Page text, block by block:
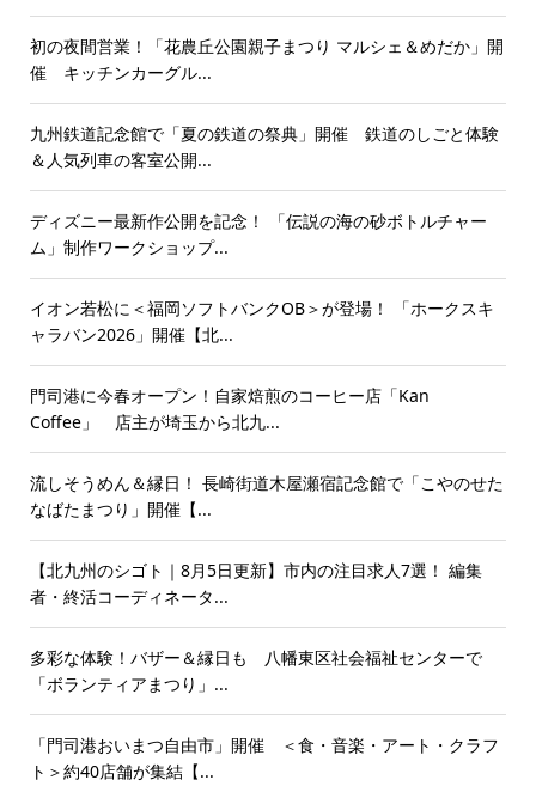
初の夜間営業！「花農丘公園親子まつり マルシェ＆めだか」開
催 キッチンカーグル...
九州鉄道記念館で「夏の鉄道の祭典」開催 鉄道のしごと体験
＆人気列車の客室公開...
ディズニー最新作公開を記念！ 「伝説の海の砂ボトルチャー
ム」制作ワークショップ...
イオン若松に＜福岡ソフトバンクOB＞が登場！ 「ホークスキ
ャラバン2026」開催【北...
門司港に今春オープン！自家焙煎のコーヒー店「Kan
Coffee」 店主が埼玉から北九...
流しそうめん＆縁日！ 長崎街道木屋瀬宿記念館で「こやのせた
なばたまつり」開催【...
【北九州のシゴト｜8月5日更新】市内の注目求人7選！ 編集
者・終活コーディネータ...
多彩な体験！バザー＆縁日も 八幡東区社会福祉センターで
「ボランティアまつり」...
「門司港おいまつ自由市」開催 ＜食・音楽・アート・クラフ
ト＞約40店舗が集結【...